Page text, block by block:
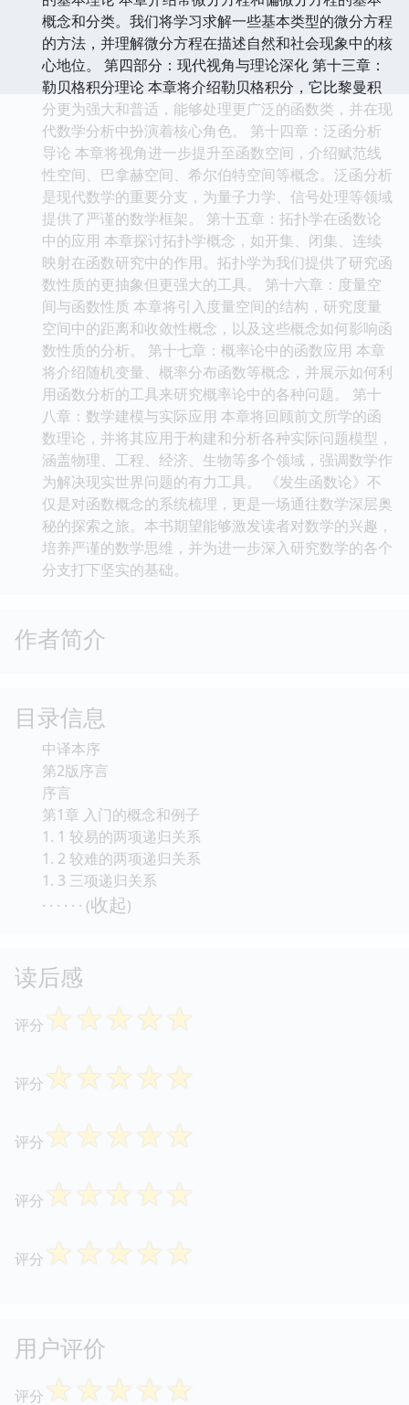
概念和分类。我们将学习求解一些基本类型的微分方程
的方法，并理解微分方程在描述自然和社会现象中的核
心地位。 第四部分：现代视角与理论深化 第十三章：
勒贝格积分理论 本章将介绍勒贝格积分，它比黎曼积
分更为强大和普适，能够处理更广泛的函数类，并在现
代数学分析中扮演着核心角色。 第十四章：泛函分析
导论 本章将视角进一步提升至函数空间，介绍赋范线
性空间、巴拿赫空间、希尔伯特空间等概念。泛函分析
是现代数学的重要分支，为量子力学、信号处理等领域
提供了严谨的数学框架。 第十五章：拓扑学在函数论
中的应用 本章探讨拓扑学概念，如开集、闭集、连续
映射在函数研究中的作用。拓扑学为我们提供了研究函
数性质的更抽象但更强大的工具。 第十六章：度量空
间与函数性质 本章将引入度量空间的结构，研究度量
空间中的距离和收敛性概念，以及这些概念如何影响函
数性质的分析。 第十七章：概率论中的函数应用 本章
将介绍随机变量、概率分布函数等概念，并展示如何利
用函数分析的工具来研究概率论中的各种问题。 第十
八章：数学建模与实际应用 本章将回顾前文所学的函
数理论，并将其应用于构建和分析各种实际问题模型，
涵盖物理、工程、经济、生物等多个领域，强调数学作
为解决现实世界问题的有力工具。 《发生函数论》不
仅是对函数概念的系统梳理，更是一场通往数学深层奥
秘的探索之旅。本书期望能够激发读者对数学的兴趣，
培养严谨的数学思维，并为进一步深入研究数学的各个
分支打下坚实的基础。
作者简介
目录信息
中译本序
第2版序言
序言
第1章 入门的概念和例子
1. 1 较易的两项递归关系
1. 2 较难的两项递归关系
1. 3 三项递归关系
· · · · · · (收起)
读后感
评分 ☆☆☆☆☆
评分 ☆☆☆☆☆
评分 ☆☆☆☆☆
评分 ☆☆☆☆☆
评分 ☆☆☆☆☆
用户评价
评分 ☆☆☆☆☆